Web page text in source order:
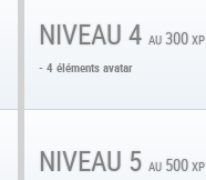
NIVEAU 4 au 300 xp
- 4 éléments avatar
NIVEAU 5 au 500 xp